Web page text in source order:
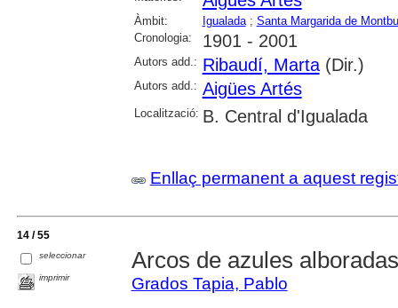
Àmbit: Igualada; Santa Margarida de
Cronologia:
1901 - 2001
Autors add.: Ribaudí, Marta(Dir.)
Autors add.: Aigües Artés
Localització: B. Central d'Igualada
Enllaç permanent a aquest
14 / 55
seleccionar
imprimir
Arcos de azules
Grados Tapia, Pablo